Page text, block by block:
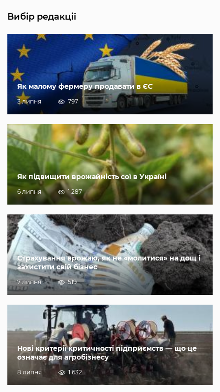
Вибір редакції
Як малому фермеру продавати в ЄС
3 липня 797
Як підвищити врожайність сої в Україні
6 липня 1 287
Страхування врожаю, як не «молитися» на дощ і
захистити свій бізнес
7 липня 519
Нові критерії критичності підприємств — що це
означає для агробізнесу
8 липня 1 632